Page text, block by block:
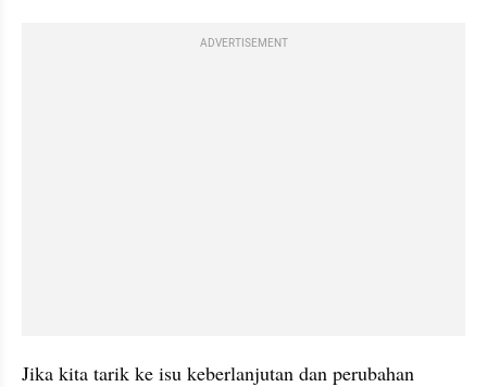
ADVERTISEMENT
Jika kita tarik ke isu keberlanjutan dan perubahan